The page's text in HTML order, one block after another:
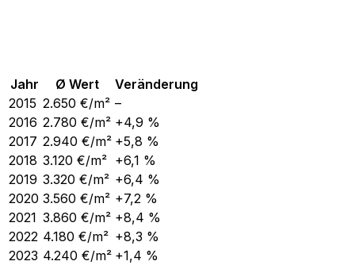
Jahr Ø Wert
Veränderung
2015 2.650 €/m² –
2016 2.780 €/m² +4,9 %
2017 2.940 €/m² +5,8 %
2018 3.120 €/m² +6,1 %
2019 3.320 €/m² +6,4 %
2020 3.560 €/m² +7,2 %
2021 3.860 €/m² +8,4 %
2022 4.180 €/m² +8,3 %
2023 4.240 €/m² +1,4 %